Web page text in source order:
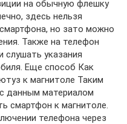
на обычную флешку
здесь нельзя
но зато можно
Также на телефон
слушать указания
Еще способ Как
к магнитоле Таким
данным материалом
смартфон к магнитоле.
телефона через